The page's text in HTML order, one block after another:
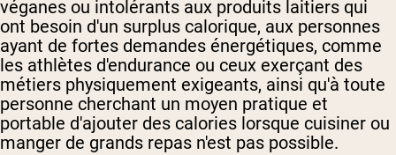
véganes ou intolérants aux produits laitiers qui
ont besoin d'un surplus calorique, aux personnes
ayant de fortes demandes énergétiques, comme
les athlètes d'endurance ou ceux exerçant des
métiers physiquement exigeants, ainsi qu'à toute
personne cherchant un moyen pratique et
portable d'ajouter des calories lorsque cuisiner ou
manger de grands repas n'est pas possible.